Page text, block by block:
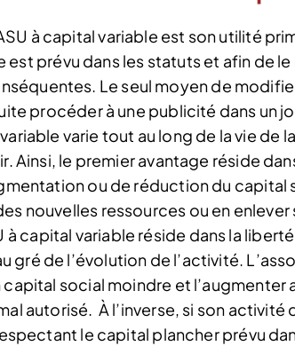
à capital variable est son utilité
prévu dans les statuts et afin de
Le seul moyen de
procéder à une publicité dans un
varie tout au long de la vie de
Ainsi, le premier avantage réside
ou de réduction du capital
nouvelles ressources ou en enlever
capital variable réside dans la liberté
gré de l’évolution de l’activité.
social moindre et l’augmenter
autorisé. À l’inverse, si son activité
le capital plancher prévu